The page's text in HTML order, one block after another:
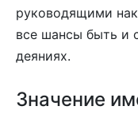
руководящими
все шансы быть и
деяниях.
Значение